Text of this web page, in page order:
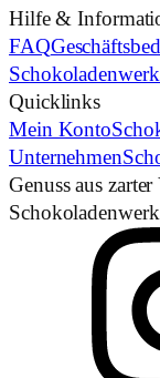
Hilfe &
FAQ
Quicklinks
Mein Konto
Unternehmen
Genuss aus